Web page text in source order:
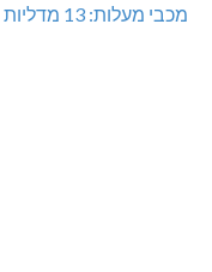
מכבי מעלות: 13 מדליות באליפות ישראל